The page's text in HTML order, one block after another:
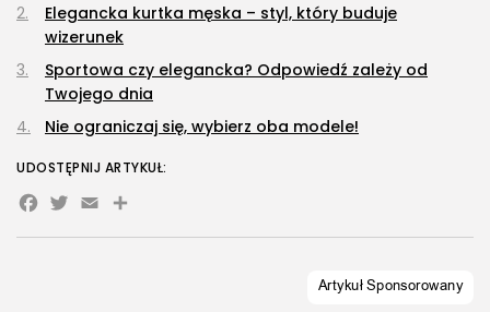
Elegancka kurtka męska – styl, który buduje
wizerunek
Sportowa czy elegancka? Odpowiedź zależy od
Twojego dnia
Nie ograniczaj się, wybierz oba modele!
UDOSTĘPNIJ ARTYKUŁ:
Facebook
Twitter
EmailShare